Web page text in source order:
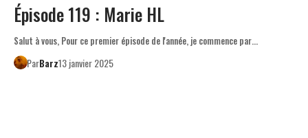
Épisode 119 : Marie HL
Salut à vous, Pour ce premier épisode de l'année, je commence par…
ParBarz13 janvier 2025